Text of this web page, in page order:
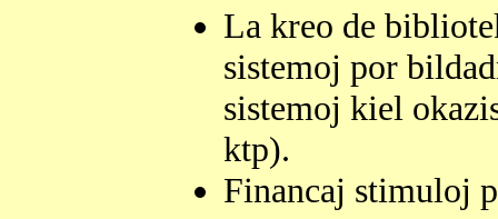
La kreo de
sistemoj por
sistemoj kiel
ktp).
Financaj stimuloj